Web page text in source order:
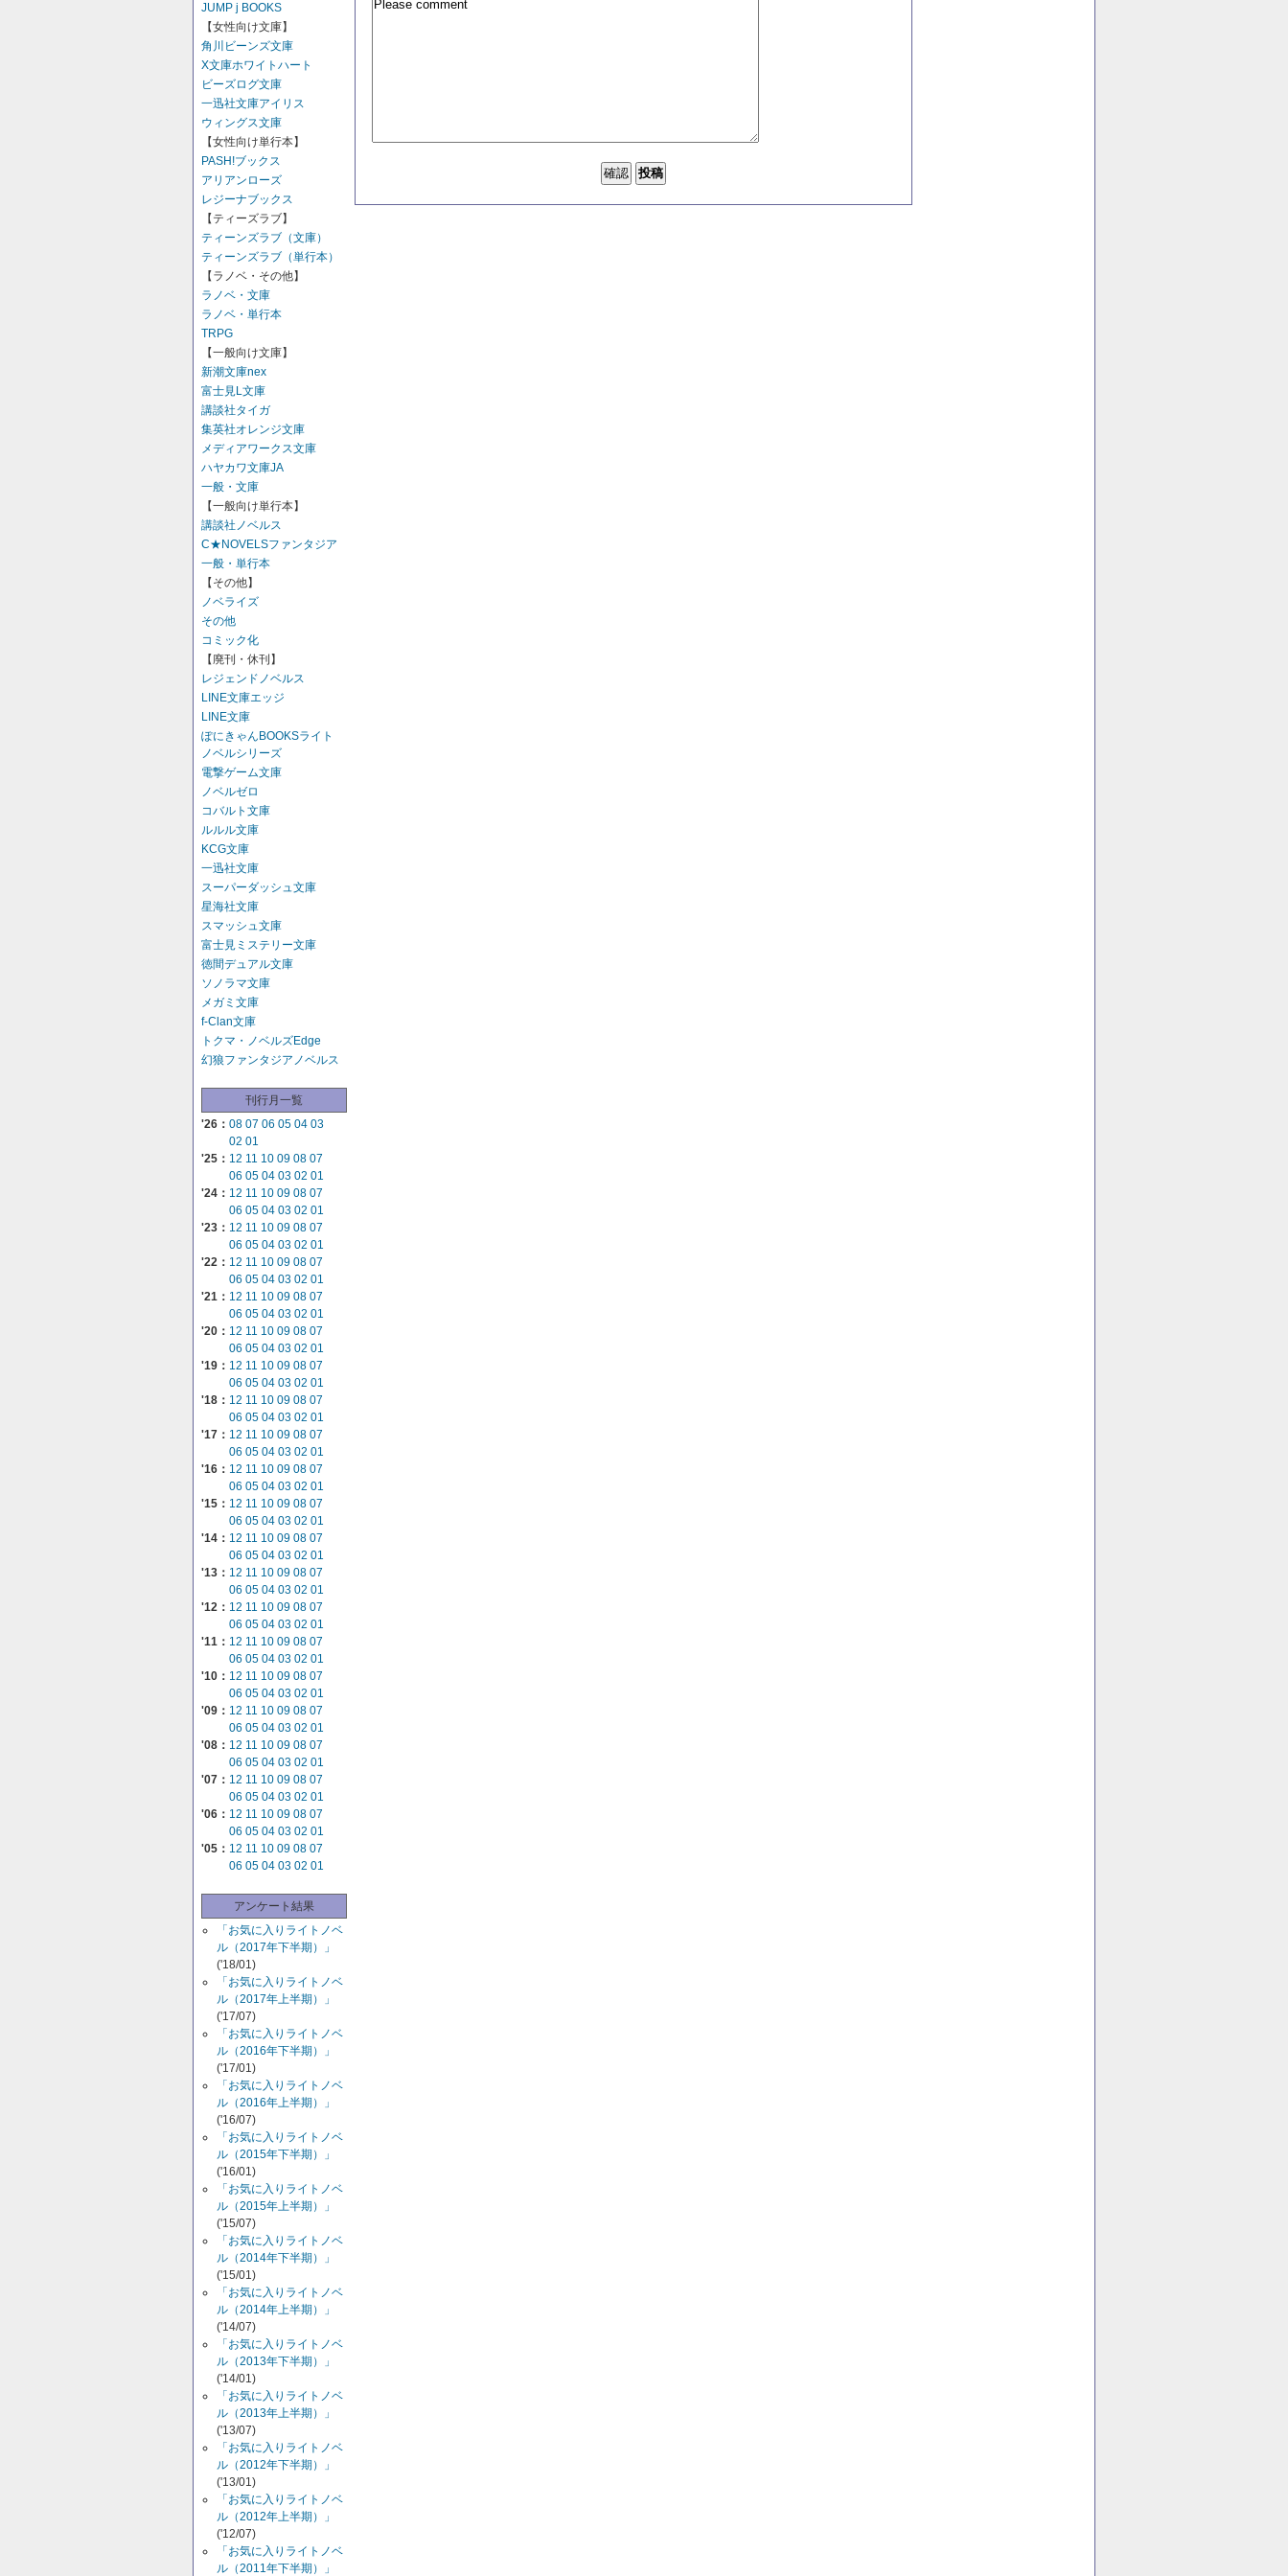
JUMP j BOOKS
【女性向け文庫】
角川ビーンズ文庫
X文庫ホワイトハート
ビーズログ文庫
一迅社文庫アイリス
ウィングス文庫
【女性向け単行本】
PASH!ブックス
アリアンローズ
レジーナブックス
【ティーズラブ】
ティーンズラブ（文庫）
ティーンズラブ（単行本）
【ラノベ・その他】
ラノベ・文庫
ラノベ・単行本
TRPG
【一般向け文庫】
新潮文庫nex
富士見L文庫
講談社タイガ
集英社オレンジ文庫
メディアワークス文庫
ハヤカワ文庫JA
一般・文庫
【一般向け単行本】
講談社ノベルス
C★NOVELSファンタジア
一般・単行本
【その他】
ノベライズ
その他
コミック化
【廃刊・休刊】
レジェンドノベルス
LINE文庫エッジ
LINE文庫
ぽにきゃんBOOKSライト
ノベルシリーズ
電撃ゲーム文庫
ノベルゼロ
コバルト文庫
ルルル文庫
KCG文庫
一迅社文庫
スーパーダッシュ文庫
星海社文庫
スマッシュ文庫
富士見ミステリー文庫
徳間デュアル文庫
ソノラマ文庫
メガミ文庫
f-Clan文庫
トクマ・ノベルズEdge
幻狼ファンタジアノベルス
刊行月一覧
'26： 08 07 06 05 04 03
02 01
'25： 12 11 10 09 08 07
06 05 04 03 02 01
'24： 12 11 10 09 08 07
06 05 04 03 02 01
'23： 12 11 10 09 08 07
06 05 04 03 02 01
'22： 12 11 10 09 08 07
06 05 04 03 02 01
'21： 12 11 10 09 08 07
06 05 04 03 02 01
'20： 12 11 10 09 08 07
06 05 04 03 02 01
'19： 12 11 10 09 08 07
06 05 04 03 02 01
'18： 12 11 10 09 08 07
06 05 04 03 02 01
'17： 12 11 10 09 08 07
06 05 04 03 02 01
'16： 12 11 10 09 08 07
06 05 04 03 02 01
'15： 12 11 10 09 08 07
06 05 04 03 02 01
'14： 12 11 10 09 08 07
06 05 04 03 02 01
'13： 12 11 10 09 08 07
06 05 04 03 02 01
'12： 12 11 10 09 08 07
06 05 04 03 02 01
'11： 12 11 10 09 08 07
06 05 04 03 02 01
'10： 12 11 10 09 08 07
06 05 04 03 02 01
'09： 12 11 10 09 08 07
06 05 04 03 02 01
'08： 12 11 10 09 08 07
06 05 04 03 02 01
'07： 12 11 10 09 08 07
06 05 04 03 02 01
'06： 12 11 10 09 08 07
06 05 04 03 02 01
'05： 12 11 10 09 08 07
06 05 04 03 02 01
アンケート結果
「お気に入りライトノベ
ル（2017年下半期）」
('18/01)
「お気に入りライトノベ
ル（2017年上半期）」
('17/07)
「お気に入りライトノベ
ル（2016年下半期）」
('17/01)
「お気に入りライトノベ
ル（2016年上半期）」
('16/07)
「お気に入りライトノベ
ル（2015年下半期）」
('16/01)
「お気に入りライトノベ
ル（2015年上半期）」
('15/07)
「お気に入りライトノベ
ル（2014年下半期）」
('15/01)
「お気に入りライトノベ
ル（2014年上半期）」
('14/07)
「お気に入りライトノベ
ル（2013年下半期）」
('14/01)
「お気に入りライトノベ
ル（2013年上半期）」
('13/07)
「お気に入りライトノベ
ル（2012年下半期）」
('13/01)
「お気に入りライトノベ
ル（2012年上半期）」
('12/07)
「お気に入りライトノベ
ル（2011年下半期）」